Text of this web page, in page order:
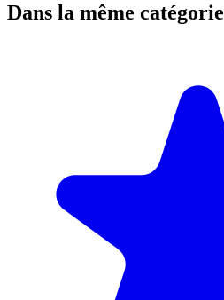
Dans la même catégorie